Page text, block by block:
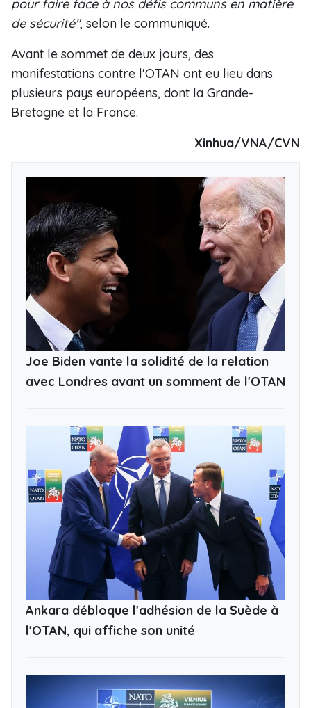
pour faire face à nos défis communs en matière
de sécurité", selon le communiqué.
Avant le sommet de deux jours, des
manifestations contre l'OTAN ont eu lieu dans
plusieurs pays européens, dont la Grande-
Bretagne et la France.
Xinhua/VNA/CVN
Joe Biden vante la solidité de la relation
avec Londres avant un somment de l'OTAN
Ankara débloque l'adhésion de la Suède à
l'OTAN, qui affiche son unité